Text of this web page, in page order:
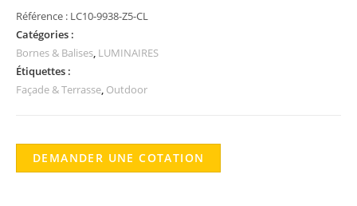
Référence : LC10-9938-Z5-CL
Catégories :
Bornes & Balises, LUMINAIRES
Étiquettes :
Façade & Terrasse, Outdoor
DEMANDER UNE COTATION